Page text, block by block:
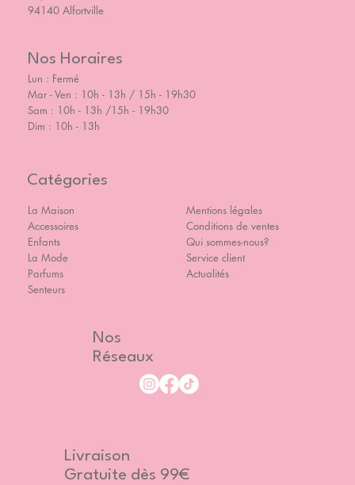
94140 Alfortville
Nos Horaires
Lun : Fermé
Mar - Ven : 10h - 13h / 15h - 19h30
Sam : 10h - 13h /15h - 19h30
Dim : 10h - 13h
Catégories
La Maison
Accessoires
Enfants
La Mode
Parfums
Senteurs
Mentions légales
Conditions de ventes
Qui sommes-nous?
Service client
Actualités
Nos
Réseaux
Livraison
Gratuite dès 99€